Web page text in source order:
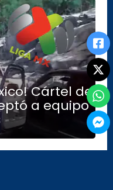
Cártel de
a equipo